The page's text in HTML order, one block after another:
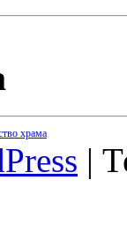
храма
|